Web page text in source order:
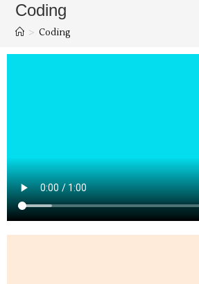
Coding
> Coding